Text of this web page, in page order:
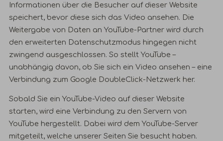
Informationen über die Besucher auf dieser Website
speichert, bevor diese sich das Video ansehen. Die
Weitergabe von Daten an YouTube-Partner wird durch
den erweiterten Datenschutzmodus hingegen nicht
zwingend ausgeschlossen. So stellt YouTube –
unabhängig davon, ob Sie sich ein Video ansehen – eine
Verbindung zum Google DoubleClick-Netzwerk her.
Sobald Sie ein YouTube-Video auf dieser Website
starten, wird eine Verbindung zu den Servern von
YouTube hergestellt. Dabei wird dem YouTube-Server
mitgeteilt, welche unserer Seiten Sie besucht haben.